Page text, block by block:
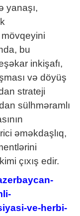
yanaşı,
bu
inkişafı,
və döyüş
strateji
sülhməramlı
əməkdaşlıq,
çıxış edir.
ve-herbi-